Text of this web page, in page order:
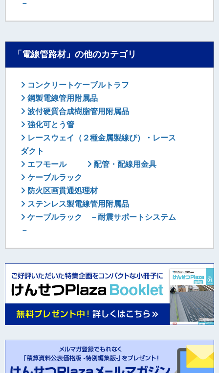
－
「電線管路材」の他のカテゴリ
コンクリートケーブルトラフ
鋼製電線管用附属品
波付硬質合成樹脂管用附属品
強化可とう管
レースウェイ（２種金属製線ぴ）・レース
ダクト
エフモール
配管・配線用金具
ケーブルラック
防火区画貫通処理材
ステンレス製電線管用附属品
ケーブルラック －耐震サポートシステム
－